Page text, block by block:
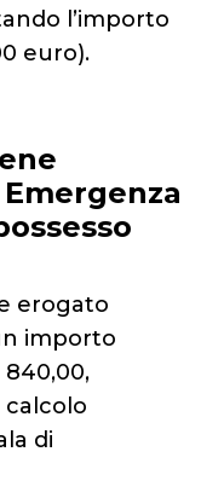
l’importo
euro).
erogato
importo
calcolo
di